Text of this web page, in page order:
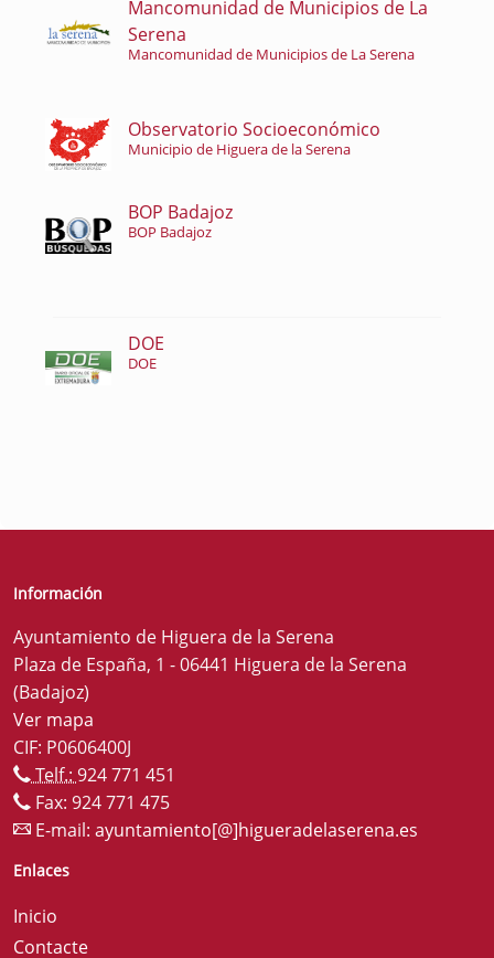
Mancomunidad de Municipios de La
Serena
Mancomunidad de Municipios de La Serena
Observatorio Socioeconómico
Municipio de Higuera de la Serena
BOP Badajoz
BOP Badajoz
DOE
DOE
Información
Ayuntamiento de Higuera de la Serena
Plaza de España, 1 - 06441 Higuera de la Serena
(Badajoz)
Ver mapa
CIF: P0606400J
Telf.: 924 771 451
Fax: 924 771 475
E-mail: ayuntamiento[@]higueradelaserena.es
Enlaces
Inicio
Contacte